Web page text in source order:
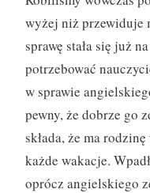
wyżej niż przewiduje
sprawę stała się już
potrzebować
w sprawie
pewny, że dobrze go
składa, że ma
każde wakacje.
oprócz angielskiego